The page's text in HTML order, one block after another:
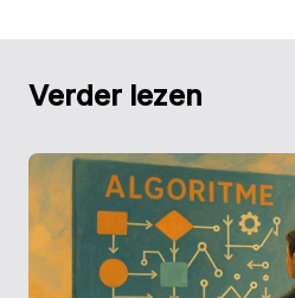
Verder lezen